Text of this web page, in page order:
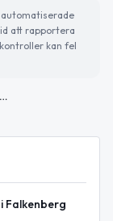
att rapportera
kan fel
Olycka med två personbilar på väg 154 mellan Ljungby och Gisslestad
Falkenberg